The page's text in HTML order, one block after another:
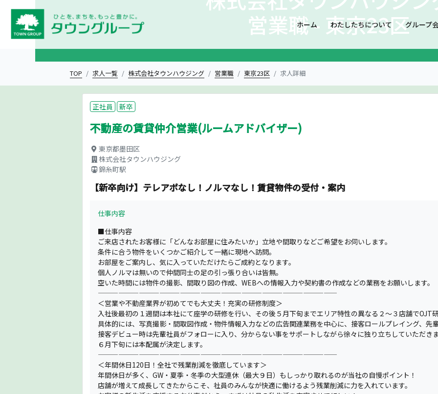
ホーム わたしたちについて グループ
営業職 - 東京23区
TOP 求人一覧 株式会社タウンハウジング 営業職 東京23区 求人詳細
正社員 新卒
不動産の賃貸仲介営業(ルームアドバイザー)
東京都墨田区
株式会社タウンハウジング
錦糸町駅
【新卒向け】テレアポなし！ノルマなし！賃貸物件の受付・案内
仕事内容
■仕事内容
ご来店されたお客様に「どんなお部屋に住みたいか」立地や間取りなどご希望をお伺いします。
条件に合う物件をいくつかご紹介して一緒に現地へ訪問。
お部屋をご案内し、気に入っていただけたらご成約となります。
個人ノルマは無いので仲間同士の足の引っ張り合いは皆無。
空いた時間には物件の撮影、間取り図の作成、WEBへの情報入力や契約書の作成などの業務をお願いします。
———————————————————————————————————
＜営業や不動産業界が初めてでも大丈夫！充実の研修制度＞
入社後最初の１週間は本社にて座学の研修を行い、その後５月下旬までエリア特性の異なる２〜３店舗でOJT研
具体的には、写真撮影・間取図作成・物件情報入力などの広告関連業務を中心に、接客ロールプレイング、先
接客デビュー時は先輩社員がフォローに入り、分からない事をサポートしながら徐々に独り立ちしていただきま
６月下旬には本配属が決定します。
———————————————————————————————————
＜年間休日120日！全社で残業削減を徹底しています＞
年間休日が多く、GW・夏季・冬季の大型連休（最大９日）もしっかり取れるのが当社の自慢ポイント！
店舗が増えて成長してきたからこそ、社員のみんなが快適に働けるよう残業削減に力を入れています。